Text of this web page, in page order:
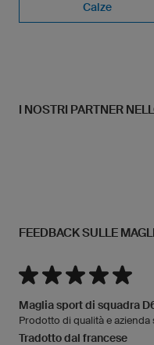
Calze
I NOSTRI PARTNER
FEEDBACK SULLE
Maglia sport di squadra
Prodotto di qualità e azienda
Tradotto dal francese